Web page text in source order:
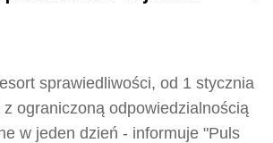
sprawiedliwości, od 1 stycznia
z ograniczoną odpowiedzialnością
w jeden dzień - informuje "Puls